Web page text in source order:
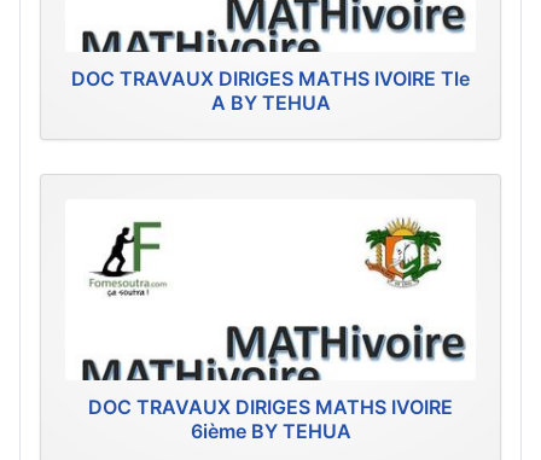
DOC TRAVAUX DIRIGES MATHS IVOIRE Tle
A BY TEHUA
DOC TRAVAUX DIRIGES MATHS IVOIRE
6ième BY TEHUA